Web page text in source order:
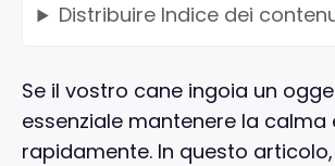
Distribuire Indice dei
Se il vostro cane ingoia un
essenziale mantenere la calma
rapidamente. In questo